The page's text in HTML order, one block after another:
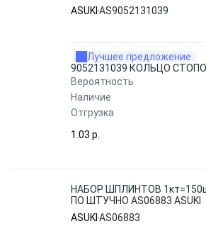
ASUKI AS9052131039
Лучшее предложение
9052131039 КОЛЬЦО
Вероятность
Наличие
Отгрузка
1.03 p.
НАБОР ШПЛИНТОВ
ПО ШТУЧНО AS06883 ASUKI
ASUKI AS06883